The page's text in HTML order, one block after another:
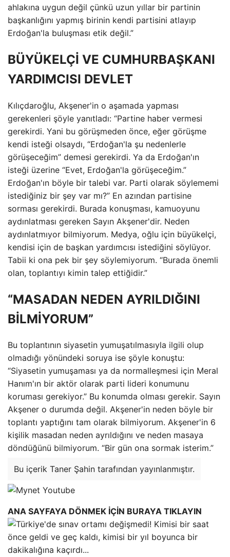
ahlakına uygun değil çünkü uzun yıllar bir partinin
başkanlığını yapmış birinin kendi partisini atlayıp
Erdoğan'la buluşması etik değil.”
BÜYÜKELÇİ VE CUMHURBAŞKANI
YARDIMCISI DEVLET
Kılıçdaroğlu, Akşener'in o aşamada yapması
gerekenleri şöyle yanıtladı: “Partine haber vermesi
gerekirdi. Yani bu görüşmeden önce, eğer görüşme
kendi isteği olsaydı, “Erdoğan'la şu nedenlerle
görüşeceğim” demesi gerekirdi. Ya da Erdoğan'ın
isteği üzerine “Evet, Erdoğan'la görüşeceğim.”
Erdoğan'ın böyle bir talebi var. Parti olarak söylememi
istediğiniz bir şey var mı?” En azından partisine
sorması gerekirdi. Burada konuşması, kamuoyunu
aydınlatması gereken Sayın Akşener'dir. Neden
aydınlatmıyor bilmiyorum. Medya, oğlu için büyükelçi,
kendisi için de başkan yardımcısı istediğini söylüyor.
Tabii ki ona pek bir şey söylemiyorum. “Burada önemli
olan, toplantıyı kimin talep ettiğidir.”
“MASADAN NEDEN AYRILDIĞINI
BİLMİYORUM”
Bu toplantının siyasetin yumuşatılmasıyla ilgili olup
olmadığı yönündeki soruya ise şöyle konuştu:
“Siyasetin yumuşaması ya da normalleşmesi için Meral
Hanım'ın bir aktör olarak parti lideri konumunu
koruması gerekiyor.” Bu konumda olması gerekir. Sayın
Akşener o durumda değil. Akşener'in neden böyle bir
toplantı yaptığını tam olarak bilmiyorum. Akşener'in 6
kişilik masadan neden ayrıldığını ve neden masaya
döndüğünü bilmiyorum. “Bir gün ona sormak isterim.”
Bu içerik Taner Şahin tarafından yayınlanmıştır.
ANA SAYFAYA DÖNMEK İÇİN BURAYA TIKLAYIN